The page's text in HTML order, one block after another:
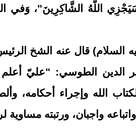
اللَّهُ الشَّاكِرِينَ"، وَفي
السلام) قال عنه الشخ
الدين الطوسي: "عليّ أعلم
الله وإجراء أحكامه،
واجبان، ورتبته مساوية